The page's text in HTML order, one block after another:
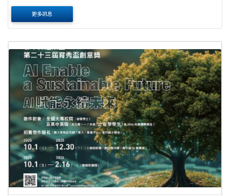
國第2名的英國國立西英格蘭大學舉辦2026台灣區藝術設計大
賽，除提供豐厚獎金之外，凡參賽者皆提供參加....
更多訊息